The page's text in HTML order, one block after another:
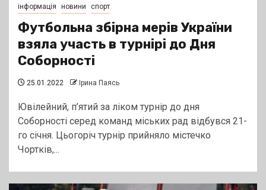
інформація новини спорт
Футбольна збірна мерів України
взяла участь в турнірі до Дня
Соборності
25.01.2022 Ірина Паясь
Ювілейний, п’ятий за ліком турнір до дня
Соборності серед команд міських рад відбувся 21-
го січня. Цьогоріч турнір прийняло містечко
Чортків,...